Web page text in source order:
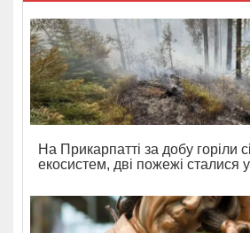
На Прикарпатті за добу горіли
екосистем, дві пожежі сталися